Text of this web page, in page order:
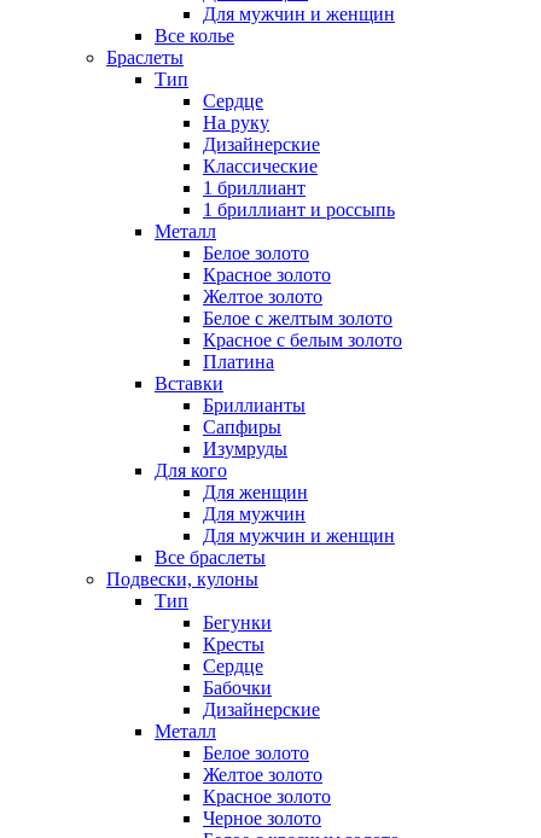
Для мужчин и женщин
Все колье
Браслеты
Тип
Сердце
На руку
Дизайнерские
Классические
1 бриллиант
1 бриллиант и россыпь
Металл
Белое золото
Красное золото
Желтое золото
Белое с желтым золото
Красное с белым золото
Платина
Вставки
Бриллианты
Сапфиры
Изумруды
Для кого
Для женщин
Для мужчин
Для мужчин и женщин
Все браслеты
Подвески, кулоны
Тип
Бегунки
Кресты
Сердце
Бабочки
Дизайнерские
Металл
Белое золото
Желтое золото
Красное золото
Черное золото